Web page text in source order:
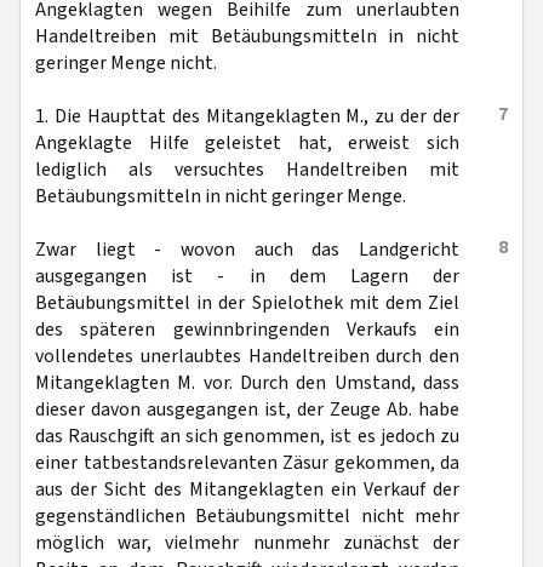
Angeklagten wegen Beihilfe zum unerlaubten
Handeltreiben mit Betäubungsmitteln in nicht
geringer Menge nicht.
7
1. Die Haupttat des Mitangeklagten M., zu der der
Angeklagte Hilfe geleistet hat, erweist sich
lediglich als versuchtes Handeltreiben mit
Betäubungsmitteln in nicht geringer Menge.
8
Zwar liegt - wovon auch das Landgericht
ausgegangen ist - in dem Lagern der
Betäubungsmittel in der Spielothek mit dem Ziel
des späteren gewinnbringenden Verkaufs ein
vollendetes unerlaubtes Handeltreiben durch den
Mitangeklagten M. vor. Durch den Umstand, dass
dieser davon ausgegangen ist, der Zeuge Ab. habe
das Rauschgift an sich genommen, ist es jedoch zu
einer tatbestandsrelevanten Zäsur gekommen, da
aus der Sicht des Mitangeklagten ein Verkauf der
gegenständlichen Betäubungsmittel nicht mehr
möglich war, vielmehr nunmehr zunächst der